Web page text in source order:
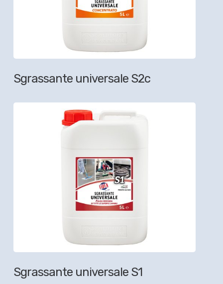
Sgrassante universale S2c
Sgrassante universale S1